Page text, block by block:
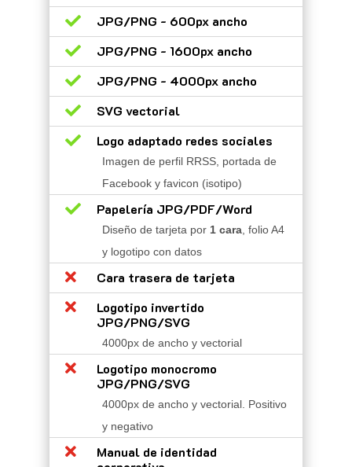

JPG/PNG - 600px ancho

JPG/PNG - 1600px ancho

JPG/PNG - 4000px ancho

SVG vectorial

Logo adaptado redes sociales
Imagen de perfil RRSS, portada de
Facebook y favicon (isotipo)
 Papelería JPG/PDF/Word
Diseño de tarjeta por 1 cara, folio A4
y logotipo con datos

Cara trasera de tarjeta

Logotipo invertido
JPG/PNG/SVG
4000px de ancho y vectorial

Logotipo monocromo
JPG/PNG/SVG
4000px de ancho y vectorial. Positivo
y negativo

Manual de identidad